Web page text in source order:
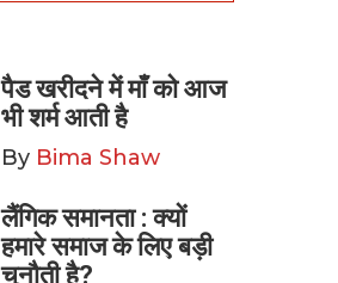
पैड खरीदने में माँ को आज
भी शर्म आती है
By Bima Shaw
लैंगिक समानता : क्यों
हमारे समाज के लिए बड़ी
चुनौती है?